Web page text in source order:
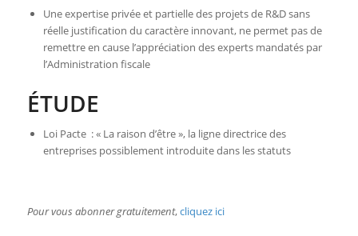
Une expertise privée et partielle des projets de R&D sans
réelle justification du caractère innovant, ne permet pas de
remettre en cause l’appréciation des experts mandatés par
l’Administration fiscale
ÉTUDE
Loi Pacte : « La raison d’être », la ligne directrice des
entreprises possiblement introduite dans les statuts
Pour vous abonner gratuitement,cliquez ici